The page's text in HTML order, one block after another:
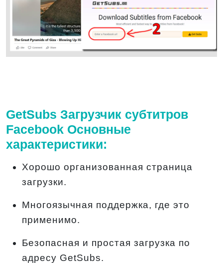
GetSubs Загрузчик субтитров
Facebook Основные
характеристики:
Хорошо организованная страница
загрузки.
Многоязычная поддержка, где это
применимо.
Безопасная и простая загрузка по
адресу GetSubs.